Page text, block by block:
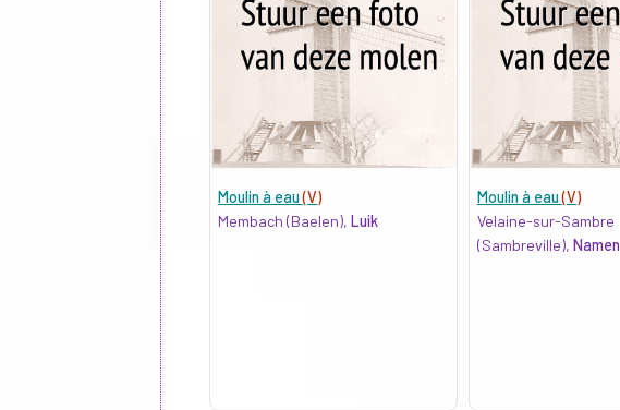
Moulin à eau(V)
Membach (Baelen), Luik
Moulin à eau(V)
Velaine-sur-Sambre
(Sambreville), Namen